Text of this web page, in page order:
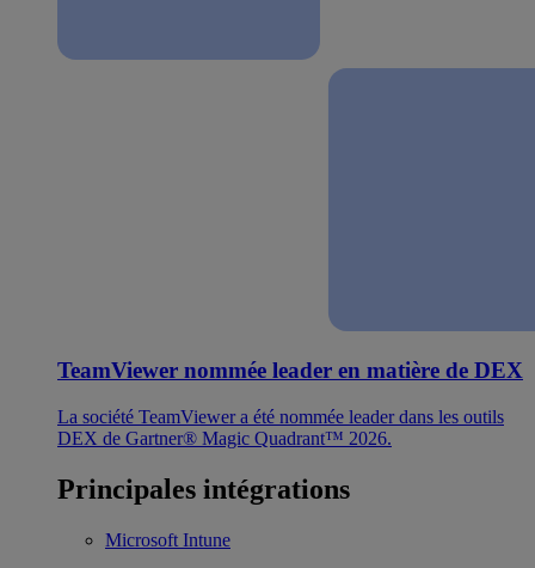
TeamViewer nommée leader en matière de DEX
La société TeamViewer a été nommée leader dans les outils
DEX de Gartner® Magic Quadrant™ 2026.
Principales intégrations
Microsoft Intune